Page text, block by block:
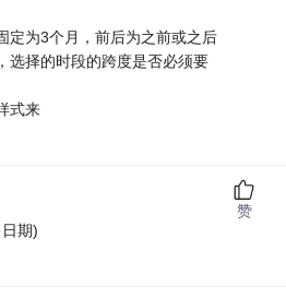
定为3个月，前后为之前或之后
选择的时段的跨度是否必须要
式来
期)
赞